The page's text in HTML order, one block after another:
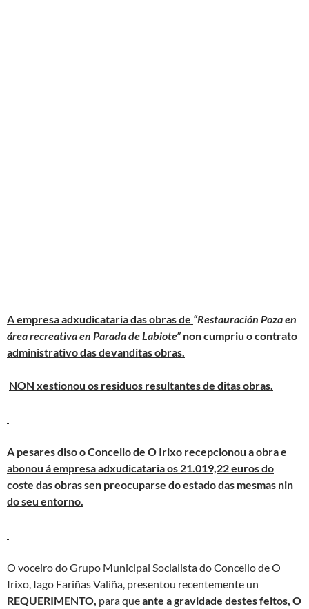
A empresa adxudicataria das obras de “Restauración Poza en
área recreativa en Parada de Labiote” non cumpriu o contrato
administrativo das devanditas obras.
NON xestionou os residuos resultantes de ditas obras.
A pesares disoo Concello de O Irixo recepcionou a obra e
abonou á empresa adxudicataria os 21.019,22 euros do
coste das obras sen preocuparse do estado das mesmas nin
do seu entorno.
O voceiro do Grupo Municipal Socialista do Concello de O
Irixo, Iago Fariñas Valiña, presentou recentemente un
REQUERIMENTO, para queante a gravidade destes feitos, O